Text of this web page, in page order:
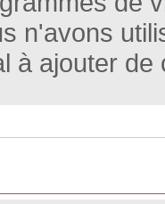
n'avons
à ajouter de